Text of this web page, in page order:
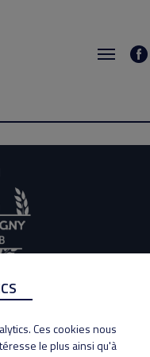
2021-03-21 12:00
48
Ces cookies nous
le plus ainsi qu'à